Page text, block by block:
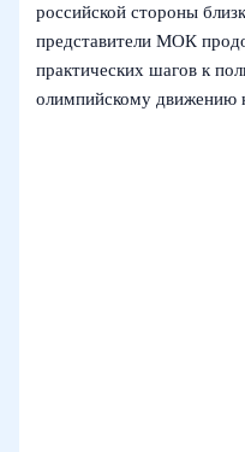
российской стороны
представители МОК
практических шагов к
олимпийскому движению